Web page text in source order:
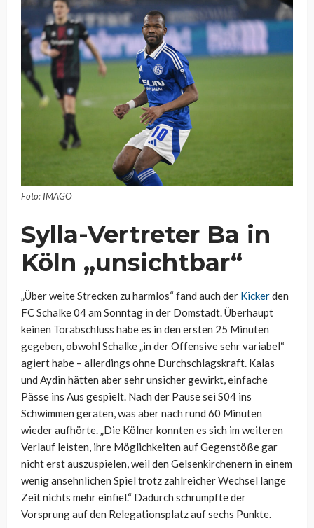
Foto: IMAGO
Sylla-Vertreter Ba in
Köln „unsichtbar“
„Über weite Strecken zu harmlos“ fand auch der Kickerden
FC Schalke 04 am Sonntag in der Domstadt. Überhaupt
keinen Torabschluss habe es in den ersten 25 Minuten
gegeben, obwohl Schalke „in der Offensive sehr variabel“
agiert habe – allerdings ohne Durchschlagskraft. Kalas
und Aydin hätten aber sehr unsicher gewirkt, einfache
Pässe ins Aus gespielt. Nach der Pause sei S04 ins
Schwimmen geraten, was aber nach rund 60 Minuten
wieder aufhörte. „Die Kölner konnten es sich im weiteren
Verlauf leisten, ihre Möglichkeiten auf Gegenstöße gar
nicht erst auszuspielen, weil den Gelsenkirchenern in einem
wenig ansehnlichen Spiel trotz zahlreicher Wechsel lange
Zeit nichts mehr einfiel.“ Dadurch schrumpfte der
Vorsprung auf den Relegationsplatz auf sechs Punkte.